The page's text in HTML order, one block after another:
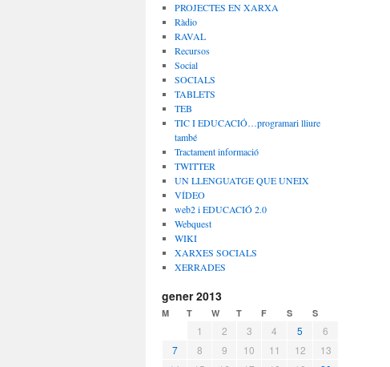
PROJECTES EN XARXA
Ràdio
RAVAL
Recursos
Social
SOCIALS
TABLETS
TEB
TIC I EDUCACIÓ…programari lliure
també
Tractament informació
TWITTER
UN LLENGUATGE QUE UNEIX
VÍDEO
web2 i EDUCACIÓ 2.0
Webquest
WIKI
XARXES SOCIALS
XERRADES
gener 2013
M T W T F S S
1 2 3 4 5
6
7
8 9 10 11 12
13